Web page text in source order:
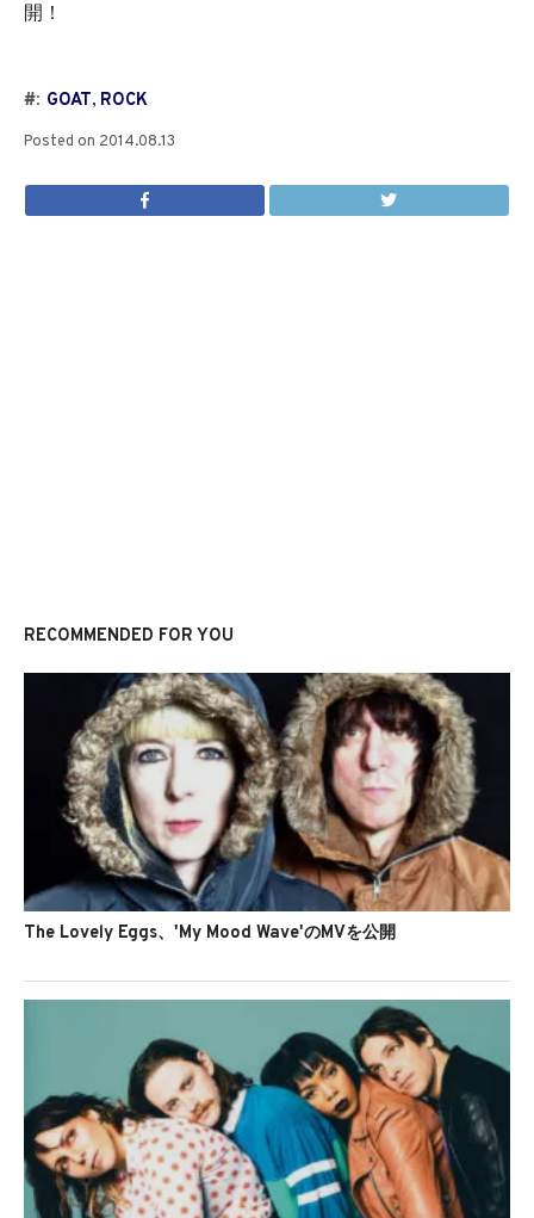
開！
#: GOAT, ROCK
Posted on 2014.08.13
RECOMMENDED FOR YOU
The Lovely Eggs、'My Mood Wave'のMVを公開